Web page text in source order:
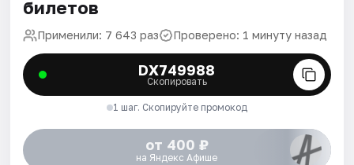
билетов
Применили: 7 643 раз Проверено: 1 минуту назад
DX749988
Скопировать
1 шаг. Скопируйте промокод
от 400 ₽
на Яндекс Афише